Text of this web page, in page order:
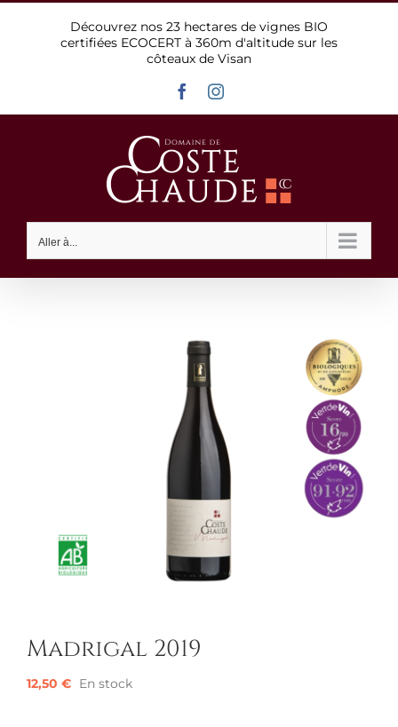
Découvrez nos 23 hectares de vignes BIO
certifiées ECOCERT à 360m d'altitude sur les
côteaux de Visan
FacebookInstagram
Aller à...
Madrigal 2019
12,50 € En stock